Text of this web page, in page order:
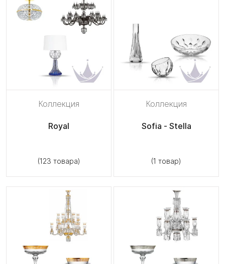
Коллекция
Royal
(123 товара)
Коллекция
Sofia - Stella
(1 товар)